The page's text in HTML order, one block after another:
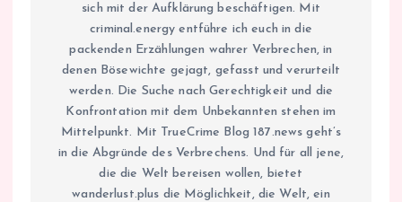
sich mit der Aufklärung beschäftigen. Mit
criminal.energy entführe ich euch in die
packenden Erzählungen wahrer Verbrechen, in
denen Bösewichte gejagt, gefasst und verurteilt
werden. Die Suche nach Gerechtigkeit und die
Konfrontation mit dem Unbekannten stehen im
Mittelpunkt. Mit TrueCrime Blog 187.news geht’s
in die Abgründe des Verbrechens. Und für all jene,
die die Welt bereisen wollen, bietet
wanderlust.plus die Möglichkeit, die Welt, ein